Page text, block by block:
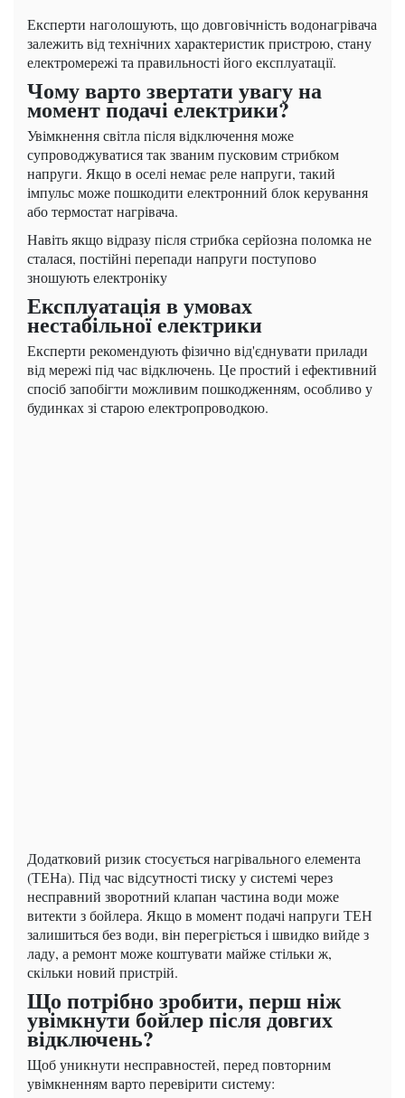
Експерти наголошують, що довговічність водонагрівача
залежить від технічних характеристик пристрою, стану
електромережі та правильності його експлуатації.
Чому варто звертати увагу на
момент подачі електрики?
Увімкнення світла після відключення може
супроводжуватися так званим пусковим стрибком
напруги. Якщо в оселі немає реле напруги, такий
імпульс може пошкодити електронний блок керування
або термостат нагрівача.
Навіть якщо відразу після стрибка серйозна поломка не
сталася, постійні перепади напруги поступово
зношують електроніку
Експлуатація в умовах
нестабільної електрики
Експерти рекомендують фізично від'єднувати прилади
від мережі під час відключень. Це простий і ефективний
спосіб запобігти можливим пошкодженням, особливо у
будинках зі старою електропроводкою.
Додатковий ризик стосується нагрівального елемента
(ТЕНа). Під час відсутності тиску у системі через
несправний зворотний клапан частина води може
витекти з бойлера. Якщо в момент подачі напруги ТЕН
залишиться без води, він перегріється і швидко вийде з
ладу, а ремонт може коштувати майже стільки ж,
скільки новий пристрій.
Що потрібно зробити, перш ніж
увімкнути бойлер після довгих
відключень?
Щоб уникнути несправностей, перед повторним
увімкненням варто перевірити систему: